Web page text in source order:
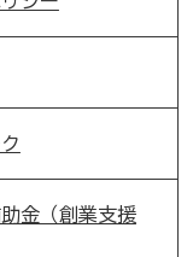
金（創業支援